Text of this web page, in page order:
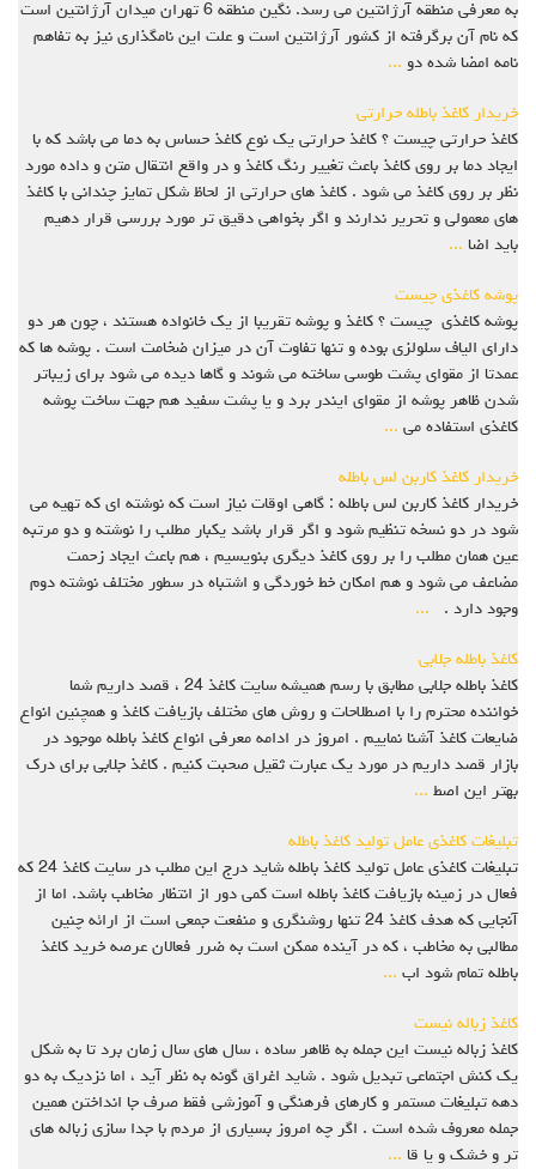
به معرفی منطقه آرژانتین می رسد. نگین منطقه 6 تهران میدان آرژانتین است
که نام آن برگرفته از کشور آرژانتین است و علت این نامگذاری نیز به تفاهم
نامه امضا شده دو ...
خریدار کاغذ باطله حرارتی
کاغذ حرارتی چیست ؟ کاغذ حرارتی یک نوع کاغذ حساس به دما می باشد که با
ایجاد دما بر روی کاغذ باعث تغییر رنگ کاغذ و در واقع انتقال متن و داده مورد
نظر بر روی کاغذ می شود . کاغذ های حرارتی از لحاظ شکل تمایز چندانی با کاغذ
های معمولی و تحریر ندارند و اگر بخواهی دقیق تر مورد بررسی قرار دهیم
باید اضا ...
پوشه کاغذی چیست
پوشه کاغذی چیست ؟ کاغذ و پوشه تقریبا از یک خانواده هستند ، چون هر دو
دارای الیاف سلولزی بوده و تنها تفاوت آن در میزان ضخامت است . پوشه ها که
عمدتا از مقوای پشت طوسی ساخته می شوند و گاها دیده می شود برای زیباتر
شدن ظاهر پوشه از مقوای ایندر برد و یا پشت سفید هم جهت ساخت پوشه
کاغذی استفاده می ...
خریدار کاغذ کاربن لس باطله
خریدار کاغذ کاربن لس باطله : گاهی اوقات نیاز است که نوشته ای که تهیه می
شود در دو نسخه تنظیم شود و اگر قرار باشد یکبار مطلب را نوشته و دو مرتبه
عین همان مطلب را بر روی کاغذ دیگری بنویسیم ، هم باعث ایجاد زحمت
مضاعف می شود و هم امکان خط خوردگی و اشتباه در سطور مختلف نوشته دوم
وجود دارد . ...
کاغذ باطله جلابی
کاغذ باطله جلابی مطابق با رسم همیشه سایت کاغذ 24 ، قصد داریم شما
خواننده محترم را با اصطلاحات و روش های مختلف بازیافت کاغذ و همچنین انواع
ضایعات کاغذ آشنا نماییم . امروز در ادامه معرفی انواع کاغذ باطله موجود در
بازار قصد داریم در مورد یک عبارت ثقیل صحبت کنیم . کاغذ جلابی برای درک
بهتر این اصط ...
تبلیغات کاغذی عامل تولید کاغذ باطله
تبلیغات کاغذی عامل تولید کاغذ باطله شاید درج این مطلب در سایت کاغذ 24 که
فعال در زمینه بازیافت کاغذ باطله است کمی دور از انتظار مخاطب باشد. اما از
آنجایی که هدف کاغذ 24 تنها روشنگری و منفعت جمعی است از ارائه چنین
مطالبی به مخاطب ، که در آینده ممکن است به ضرر فعالان عرصه خرید کاغذ
باطله تمام شود اب ...
کاغذ زباله نیست
کاغذ زباله نیست این جمله به ظاهر ساده ، سال های سال زمان برد تا به شکل
یک کنش اجتماعی تبدیل شود . شاید اغراق گونه به نظر آید ، اما نزدیک به دو
دهه تبلیغات مستمر و کارهای فرهنگی و آموزشی فقط صرف جا انداختن همین
جمله معروف شده است . اگر چه امروز بسیاری از مردم با جدا سازی زباله های
تر و خشک و یا قا ...